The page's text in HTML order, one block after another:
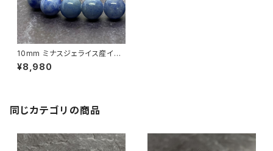
10mm ミナスジェライス産イン
ディゴライトクォーツ（青水晶）ブ
レスレット【鑑別済み】
¥8,980
同じカテゴリの商品